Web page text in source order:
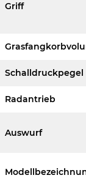
Griff
Schalldruckpegel
Radantrieb
Auswurf